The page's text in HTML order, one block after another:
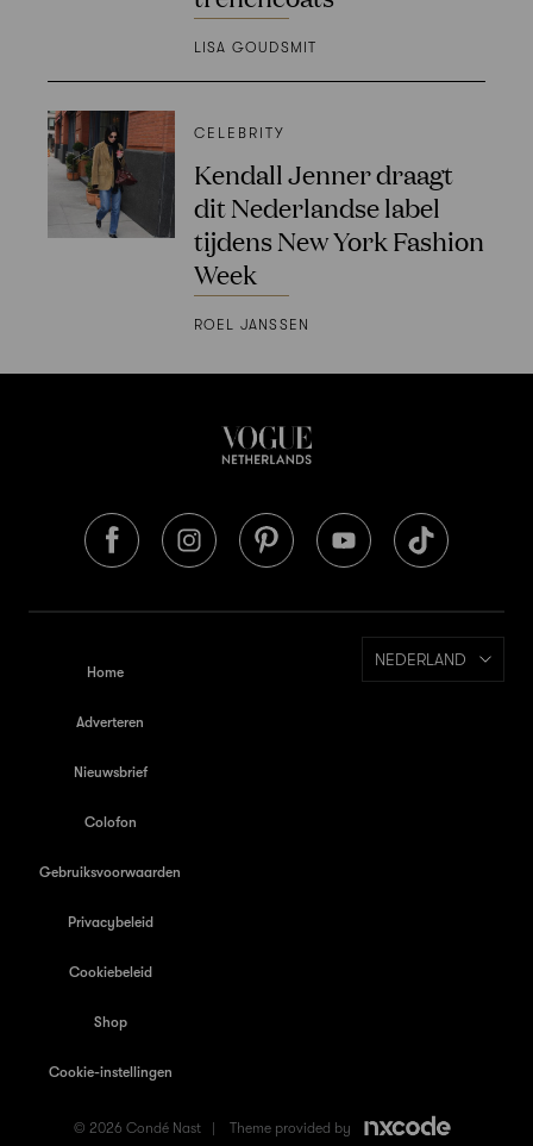
LISA GOUDSMIT
CELEBRITY
Kendall Jenner draagt
dit Nederlandse label
tijdens New York Fashion
Week
ROEL JANSSEN
Home
Adverteren
Nieuwsbrief
Colofon
Gebruiksvoorwaarden
Privacybeleid
Cookiebeleid
Shop
Cookie-instellingen
NEDERLAND
© 2026 Condé Nast | Theme provided by